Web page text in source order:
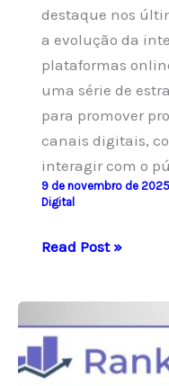
destaque nos
a evolução da
plataformas
uma série de
para promover
canais digitais,
interagir com o
9 de novembro de 2025
Digital
O
Marketing
Digital,
Blogging
Read Post »